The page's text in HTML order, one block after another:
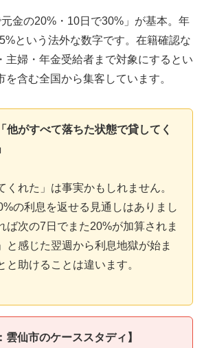
金の20%・10日で30%」が基本。年
という法外な数字です。在籍確認な
主婦・年金受給者まで対象にするとい
を含む全国から集客しています。
他がすべて落ちた状態で貸してく
くれた」は事実かもしれません。
の利息を返せる見通しはありまし
ば次の7日でまた20%が加算されま
と感じた翌週から利息地獄が始ま
と助けることは違います。
仙市のケーススタディ】